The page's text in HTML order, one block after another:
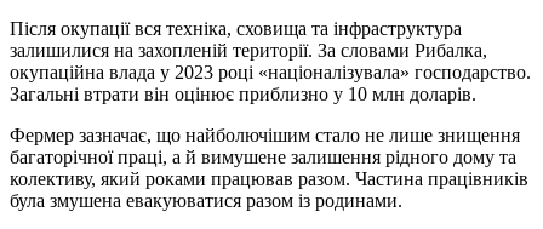
Після окупації вся техніка, сховища та інфраструктура
залишилися на захопленій території. За словами Рибалка,
окупаційна влада у 2023 році «націоналізувала» господарство.
Загальні втрати він оцінює приблизно у 10 млн доларів.
Фермер зазначає, що найболючішим стало не лише знищення
багаторічної праці, а й вимушене залишення рідного дому та
колективу, який роками працював разом. Частина працівників
була змушена евакуюватися разом із родинами.